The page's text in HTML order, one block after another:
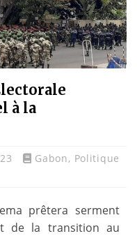
à la
Gabon, Politique
prêtera serment
de la transition au